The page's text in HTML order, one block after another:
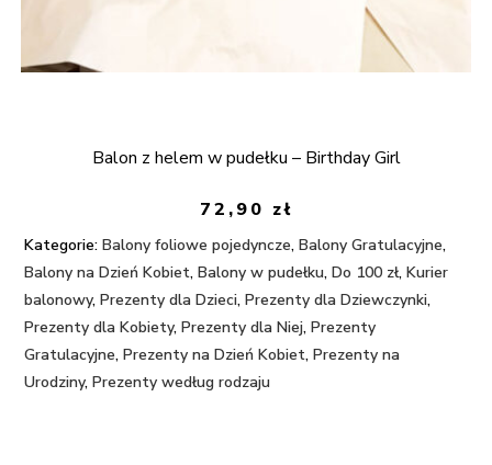
Balon z helem w pudełku – Birthday Girl
72,90 zł
Kategorie: Balony foliowe pojedyncze,Balony Gratulacyjne,
Balony na Dzień Kobiet,Balony w pudełku,Do 100 zł,Kurier
balonowy,Prezenty dla Dzieci,Prezenty dla Dziewczynki,
Prezenty dla Kobiety,Prezenty dla Niej,Prezenty
Gratulacyjne,Prezenty na Dzień Kobiet,Prezenty na
Urodziny,Prezenty według rodzaju